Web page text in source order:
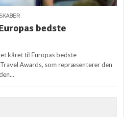
bedste
kåret til Europas bedste
Awards, som repræsenterer den